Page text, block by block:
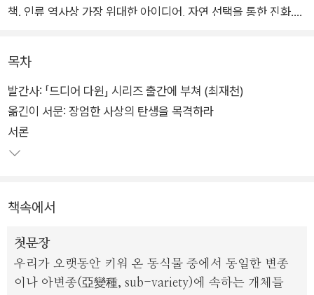
책. 인류 역사상 가장 위대한 아이디어, 자연 선택을 통한 진화.
판이다.
목차
발간사: 「드디어 다윈」 시리즈 출간에 부쳐 (최재천)
옮긴이 서문: 장엄한 사상의 탄생을 목격하라
서론
책속에서
첫문장
우리가 오랫동안 키워 온 동식물 중에서 동일한 변종
이나 아변종(亞變種, sub-variety)에 속하는 개체들